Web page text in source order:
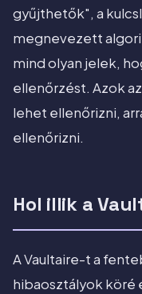
gyűjthetők", a
megnevezett
mind olyan jelek,
ellenőrzést. Azok
lehet ellenőrizni,
ellenőrizni.
Hol illik a
A Vaultaire-t a
hibaosztályok